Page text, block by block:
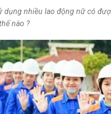
dụng nhiều lao động nữ có
nào ?